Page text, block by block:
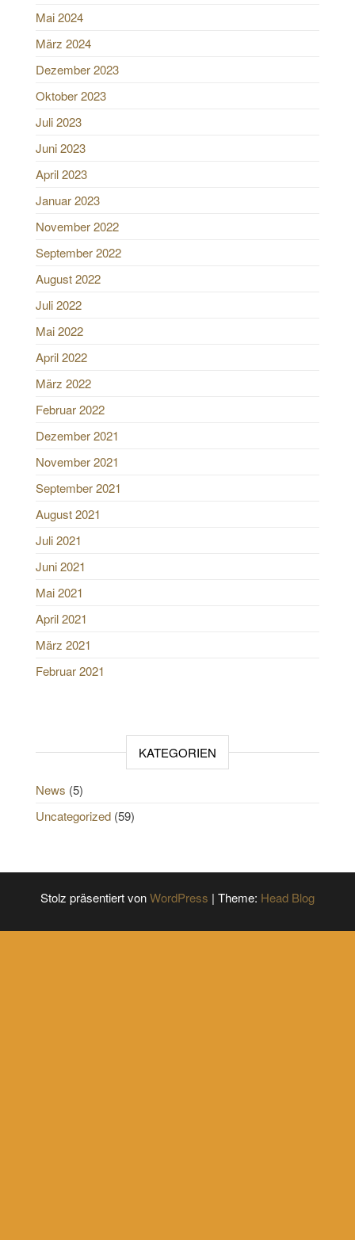
Mai 2024
März 2024
Dezember 2023
Oktober 2023
Juli 2023
Juni 2023
April 2023
Januar 2023
November 2022
September 2022
August 2022
Juli 2022
Mai 2022
April 2022
März 2022
Februar 2022
Dezember 2021
November 2021
September 2021
August 2021
Juli 2021
Juni 2021
Mai 2021
April 2021
März 2021
Februar 2021
KATEGORIEN
News (5)
Uncategorized (59)
Stolz präsentiert vonWordPress | Theme: Head Blog